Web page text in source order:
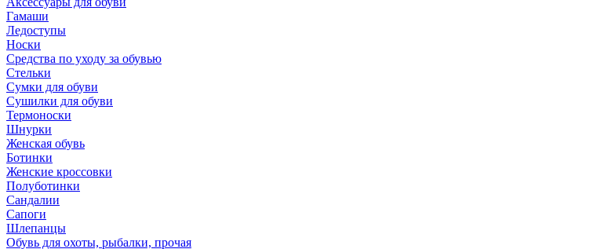
Гамаши
Ледоступы
Носки
Средства по уходу за обувью
Стельки
Сумки для обуви
Сушилки для обуви
Термоноски
Шнурки
Женская обувь
Ботинки
Женские кроссовки
Полуботинки
Сандалии
Сапоги
Шлепанцы
Обувь для охоты, рыбалки, прочая